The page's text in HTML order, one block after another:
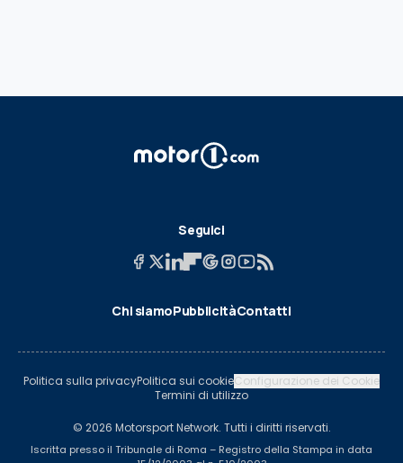
Seguici
Chi siamoPubblicitàContatti
Politica sulla privacyPolitica sui cookieConfigurazione dei Cookie
Termini di utilizzo
© 2026 Motorsport Network. Tutti i diritti riservati.
Iscritta presso il Tribunale di Roma – Registro della Stampa in data